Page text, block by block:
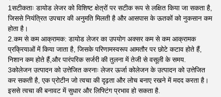
1सटीकताः डायोड लेजर को विशिष्ट क्षेत्रों पर सटीक रूप से लक्षित किया जा सकता है,
जिससे नियंत्रित उपचार की अनुमति मिलती है और आसपास के ऊतकों को नुकसान कम
होता है।
2.कम से कम आक्रामक: डायोड लेजर का उपयोग अक्सर कम से कम आक्रामक
प्रक्रियाओं में किया जाता है, जिसके परिणामस्वरूप आमतौर पर छोटे कटाव होते हैं,
निशान कम होते हैं,और पारंपरिक सर्जरी की तुलना में तेजी से वसूली के समय.
3कोलेजन उत्पादन को उत्तेजित करनाः लेजर ऊर्जा कोलेजन के उत्पादन को उत्तेजित
कर सकती है, एक प्रोटीन जो त्वचा की दृढ़ता और लोच बनाए रखने में मदद करता है।
इससे त्वचा की बनावट में सुधार और लिफ्टिंग प्रभाव हो सकता है.